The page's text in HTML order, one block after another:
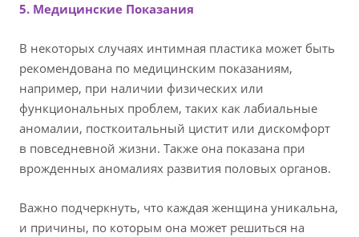
5. Медицинские Показания
В некоторых случаях интимная пластика может быть
рекомендована по медицинским показаниям,
например, при наличии физических или
функциональных проблем, таких как лабиальные
аномалии, посткоитальный цистит или дискомфорт
в повседневной жизни. Также она показана при
врожденных аномалиях развития половых органов.
Важно подчеркнуть, что каждая женщина уникальна,
и причины, по которым она может решиться на